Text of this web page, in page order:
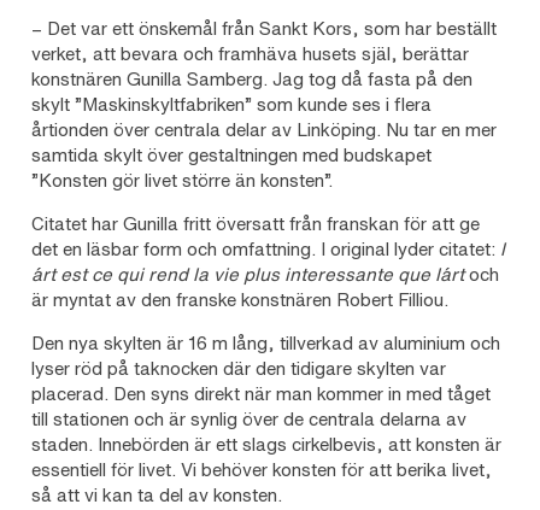
– Det var ett önskemål från Sankt Kors, som har beställt
verket, att bevara och framhäva husets själ, berättar
konstnären Gunilla Samberg. Jag tog då fasta på den
skylt ”Maskinskyltfabriken” som kunde ses i flera
årtionden över centrala delar av Linköping. Nu tar en mer
samtida skylt över gestaltningen med budskapet
”Konsten gör livet större än konsten”.
Citatet har Gunilla fritt översatt från franskan för att ge
det en läsbar form och omfattning. I original lyder citatet: l
´art est ce qui rend la vie plus interessante que l´artoch
är myntat av den franske konstnären Robert Filliou.
Den nya skylten är 16 m lång, tillverkad av aluminium och
lyser röd på taknocken där den tidigare skylten var
placerad. Den syns direkt när man kommer in med tåget
till stationen och är synlig över de centrala delarna av
staden. Innebörden är ett slags cirkelbevis, att konsten är
essentiell för livet. Vi behöver konsten för att berika livet,
så att vi kan ta del av konsten.